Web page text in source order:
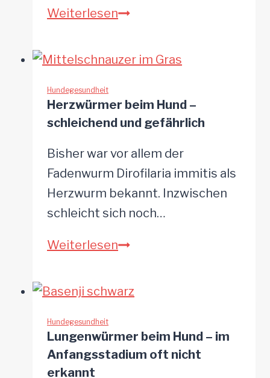
WeiterlesenBandwürmer
Hund
und
behandeln
Hundegesundheit
Herzwürmer beim Hund –
schleichend und gefährlich
Bisher war vor allem der
Fadenwurm Dirofilaria immitis als
Herzwurm bekannt. Inzwischen
schleicht sich noch…
WeiterlesenHerzwürmer
und
gefährlich
Hundegesundheit
Lungenwürmer beim Hund – im
Anfangsstadium oft nicht
erkannt